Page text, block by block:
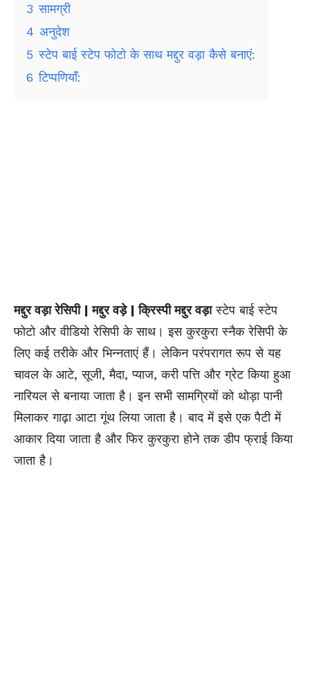
3 सामग्री
4 अनुदेश
5 स्टेप बाई स्टेप फोटो के साथ मद्दुर वड़ा कैसे बनाएं:
6 टिप्पणियाँ:
मद्दुर वड़ा रेसिपी | मद्दुर वड़े | क्रिस्पी मद्दुर वड़ास्टेप बाई स्टेप
फोटो और वीडियो रेसिपी के साथ। इस कुरकुरा स्नैक रेसिपी के
लिए कई तरीके और भिन्नताएं हैं। लेकिन परंपरागत रूप से यह
चावल के आटे, सूजी, मैदा, प्याज, करी पत्ति और ग्रेट किया हुआ
नारियल से बनाया जाता है।इन सभी सामग्रियों को थोड़ा पानी
मिलाकर गाढ़ा आटा गूंथ लिया जाता है । बाद में इसे एक पैटी में
आकार दिया जाता है और फिर कुरकुरा होने तक डीप फ्राई किया
जाता है।